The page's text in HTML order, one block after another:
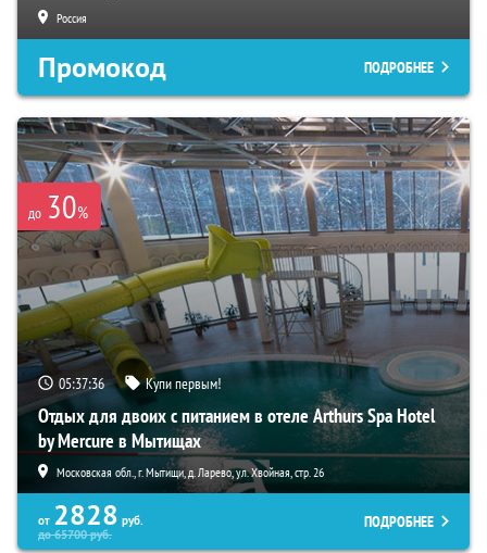
Россия
Промокод ПОДРОБНЕЕ
до 30%
05:37:36 Купи первым!
Отдых для двоих с питанием в отеле Arthurs Spa Hotel
by Mercure в Мытищах
Московская обл., г. Мытищи, д. Ларево, ул. Хвойная, стр. 26
от 2828 руб.
до65700руб.
ПОДРОБНЕЕ